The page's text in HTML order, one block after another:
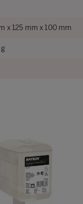
x 125 mm x 100 mm